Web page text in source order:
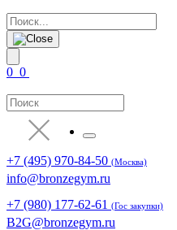
0 0
+7 (495) 970-84-50 (Москва)
info@bronzegym.ru
+7 (980) 177-62-61 (Гос закупки)
B2G@bronzegym.ru